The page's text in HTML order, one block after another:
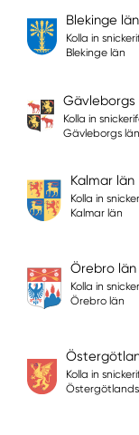
Blekinge län
Kolla in
Blekinge län
Gävleborgs
Kolla in
Gävleborgs län
Kalmar län
Kolla in
Kalmar län
Örebro län
Kolla in
Örebro län
Kolla in